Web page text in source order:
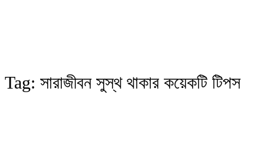
Tag: সারাজীবন সুস্থ থাকার কয়েকটি টিপস